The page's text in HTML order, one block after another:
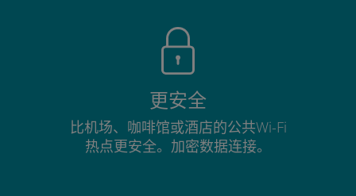
更安全
比机场、咖啡馆或酒店的公共Wi-Fi
热点更安全。加密数据连接。